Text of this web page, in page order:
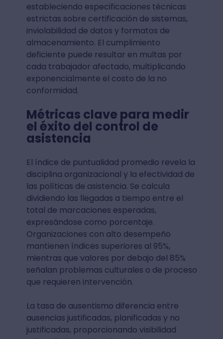
estableciendo especificaciones técnicas
estrictas sobre certificación de sistemas,
inviolabilidad de datos y formatos de
almacenamiento. El cumplimiento
deficiente puede resultar en multas por
cada trabajador afectado, multiplicando
exponencialmente el costo de la no
conformidad.
Métricas clave para medir
el éxito del control de
asistencia
El índice de puntualidad promedio revela la
disciplina organizacional y la efectividad de
las políticas de asistencia. Se calcula
dividiendo las llegadas a tiempo entre el
total de marcaciones esperadas,
expresándose como porcentaje.
Organizaciones con alto desempeño
mantienen índices superiores al 95%,
mientras que valores por debajo del 85%
señalan problemas culturales o de proceso
que requieren intervención.
La tasa de ausentismo diferencia entre
ausencias justificadas, planificadas y no
justificadas, proporcionando visibilidad